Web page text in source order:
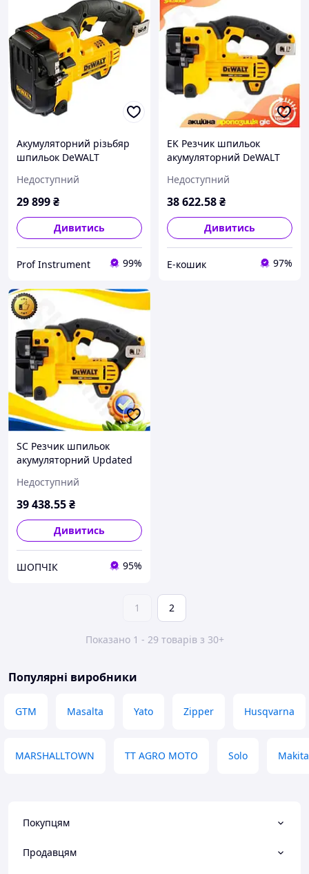
Акумуляторний різьбяр
шпильок DeWALT
12 мм)
Недоступний
29 899₴
Дивитись
Prof Instrument 99%
EK Резчик шпильок
акумуляторний DeWALT
будівельних робіт легкий
та потужний інстру
Недоступний
38 622.58₴
Дивитись
Е-кошик 97%
SC Резчик шпильок
акумуляторний Updated
будівельних робіт легкий
та потужний інструмен
Недоступний
39 438.55₴
Дивитись
ШОПЧІК 95%
1 2
Показано 1 - 29 товарів з 30+
Популярні виробники
GTM Masalta Yato Zipper Husqvarna
MARSHALLTOWN TT AGRO MOTO Solo Makita
Покупцям
Продавцям